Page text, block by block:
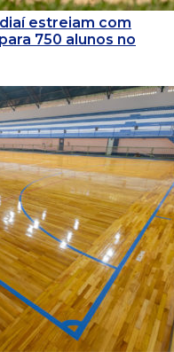
estreiam com
750 alunos no